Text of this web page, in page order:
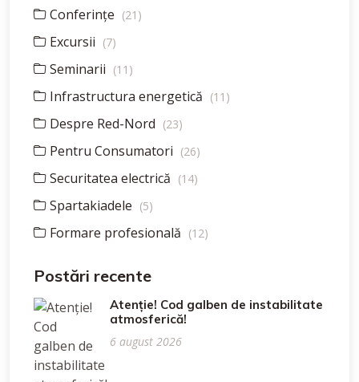
Conferințe (21)
Excursii (7)
Seminarii (11)
Infrastructura energetică (11)
Despre Red-Nord (23)
Pentru Consumatori (26)
Securitatea electrică (14)
Spartakiadele (5)
Formare profesională (12)
Postări recente
Atenție! Cod galben de instabilitate
atmosferică!
6 august 2026